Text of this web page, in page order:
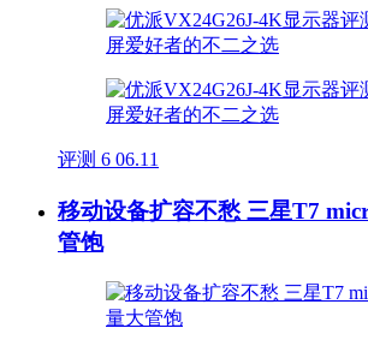
评测 6 06.11
移动设备扩容不愁 三星T7
管饱